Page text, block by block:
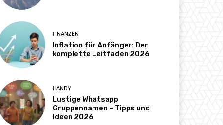
FINANZEN
Inflation für Anfänger: Der
komplette Leitfaden 2026
HANDY
Lustige Whatsapp
Gruppennamen – Tipps und
Ideen 2026